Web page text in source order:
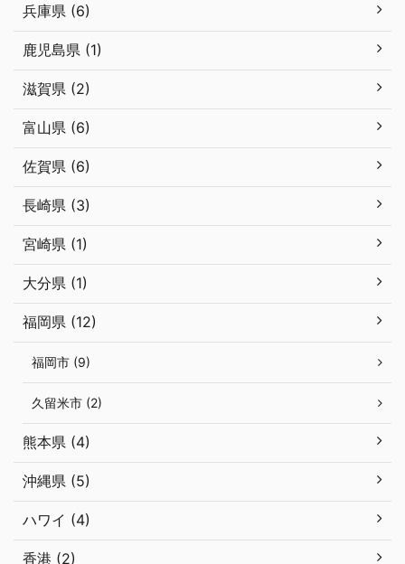
兵庫県 (6)
鹿児島県 (1)
滋賀県 (2)
富山県 (6)
佐賀県 (6)
長崎県 (3)
宮崎県 (1)
大分県 (1)
福岡県 (12)
福岡市 (9)
久留米市 (2)
熊本県 (4)
沖縄県 (5)
ハワイ (4)
香港 (2)